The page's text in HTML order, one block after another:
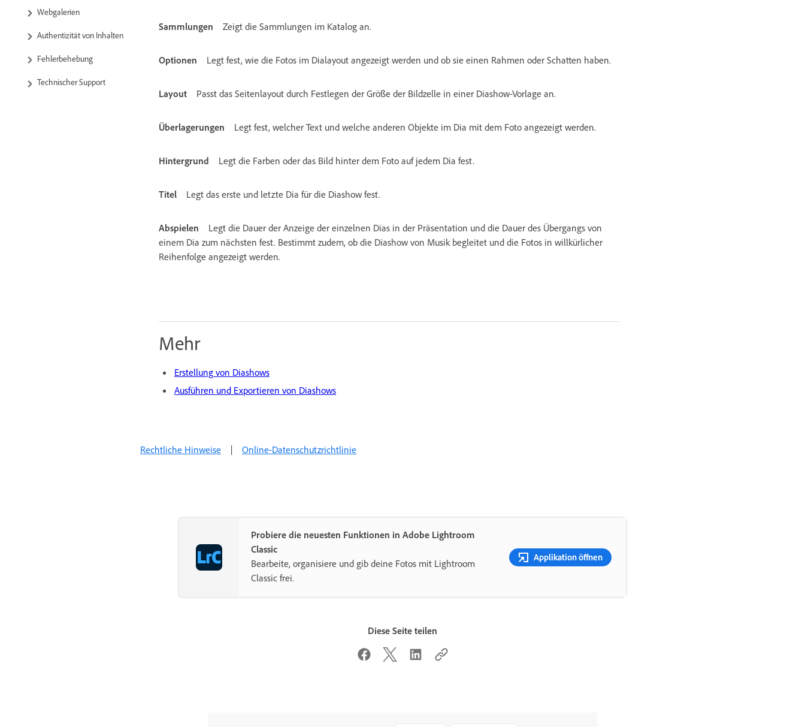
Webgalerien
Authentizität von Inhalten
Fehlerbehebung
Technischer Support
Sammlungen Zeigt die Sammlungen im Katalog an.
Optionen Legt fest, wie die Fotos im Dialayout angezeigt werden und ob sie einen Rahmen oder Schatten haben.
Layout Passt das Seitenlayout durch Festlegen der Größe der Bildzelle in einer Diashow-Vorlage an.
Überlagerungen Legt fest, welcher Text und welche anderen Objekte im Dia mit dem Foto angezeigt werden.
Hintergrund Legt die Farben oder das Bild hinter dem Foto auf jedem Dia fest.
Titel Legt das erste und letzte Dia für die Diashow fest.
Abspielen
Legt die Dauer der Anzeige der einzelnen Dias in der Präsentation und die Dauer des Übergangs von
einem Dia zum nächsten fest. Bestimmt zudem, ob die Diashow von Musik begleitet und die Fotos in willkürlicher
Reihenfolge angezeigt werden.
Mehr
Erstellung von Diashows
Ausführen und Exportieren von Diashows
Rechtliche Hinweise | Online-Datenschutzrichtlinie
Probiere die neuesten Funktionen in Adobe Lightroom
Classic
Bearbeite, organisiere und gib deine Fotos mit Lightroom
Classic frei.
Applikation öffnen
Diese Seite teilen